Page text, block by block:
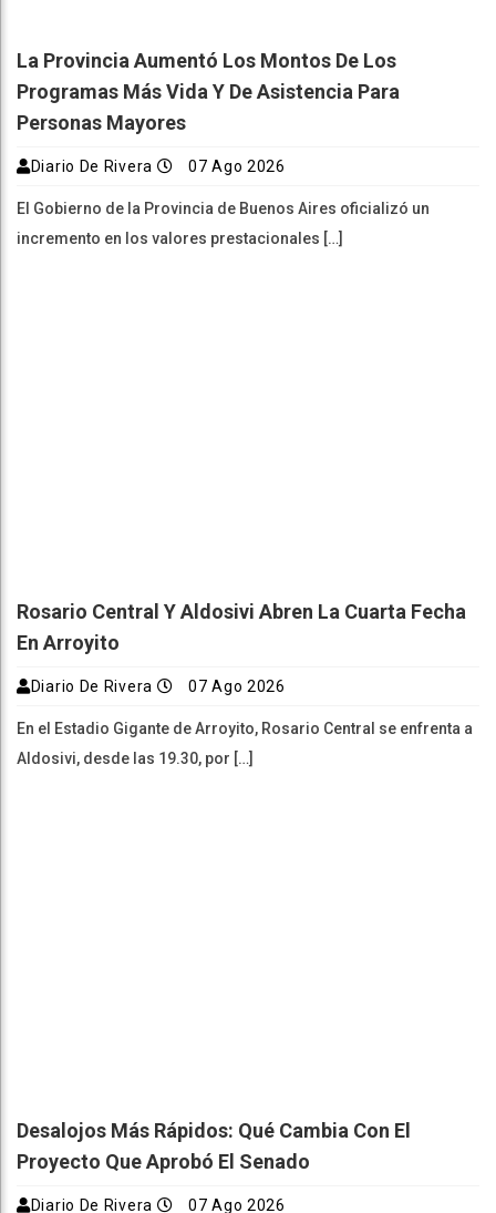
La Provincia Aumentó Los Montos De Los
Programas Más Vida Y De Asistencia Para
Personas Mayores
Diario De Rivera 07 Ago 2026
El Gobierno de la Provincia de Buenos Aires oficializó un
incremento en los valores prestacionales […]
Rosario Central Y Aldosivi Abren La Cuarta Fecha
En Arroyito
Diario De Rivera 07 Ago 2026
En el Estadio Gigante de Arroyito, Rosario Central se enfrenta a
Aldosivi, desde las 19.30, por […]
Desalojos Más Rápidos: Qué Cambia Con El
Proyecto Que Aprobó El Senado
Diario De Rivera 07 Ago 2026